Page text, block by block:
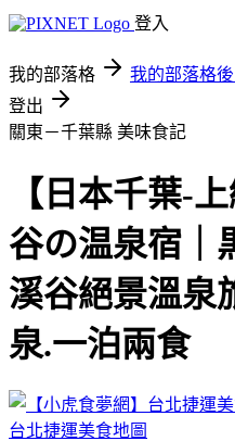
登入
我的部落格 我的部落格
登出
關東－千葉縣 美味食記
【日本千葉-
谷の温泉宿｜
溪谷絕景溫泉
泉.一泊兩食
台北捷運美食地圖